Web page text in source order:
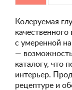
Колеруемая
с умеренной
—
каталогу, что
интерьер.
рецептуре и